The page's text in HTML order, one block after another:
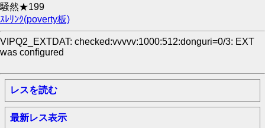
騒然★199
ｽﾚﾘﾝｸ(poverty板)
VIPQ2_EXTDAT: checked:vvvvv:1000:512:donguri=0/3: EXT
was configured
レスを読む
最新レス表示